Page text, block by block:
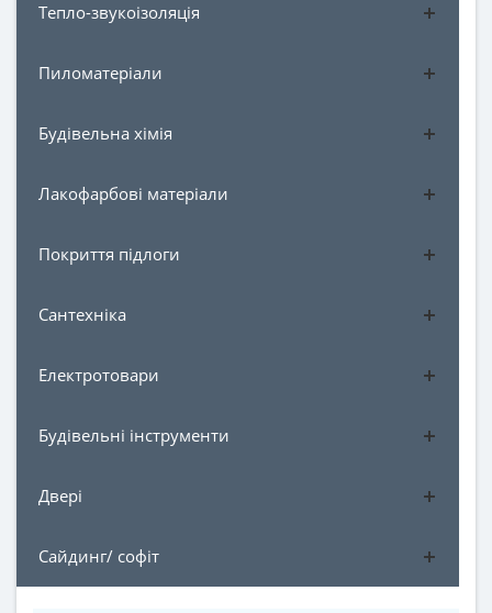
Тепло-звукоізоляція
Пиломатеріали
Будівельна хімія
Лакофарбові матеріали
Покриття підлоги
Сантехніка
Електротовари
Будівельні інструменти
Двері
Сайдинг/ софіт